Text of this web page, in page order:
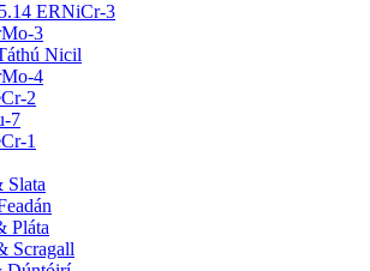
ERNiCr-3
3
Nicil
4
2
7
1
Slata
Pláta
Scragall